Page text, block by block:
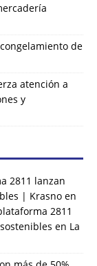
de
atención a
y
2811 lanzan
| Krasno en
2811
en La